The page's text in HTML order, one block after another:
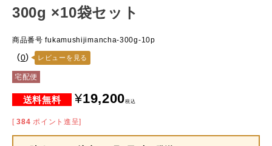
300g ×10袋セット
商品番号 fukamushijimancha-300g-10p
（0） レビューを見る
宅配便
¥19,200税込
[ 384 ポイント進呈]